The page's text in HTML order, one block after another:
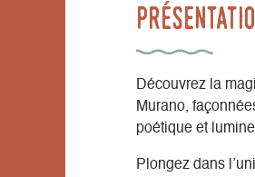
Découvrez la
Murano,
poétique et
Plongez dans